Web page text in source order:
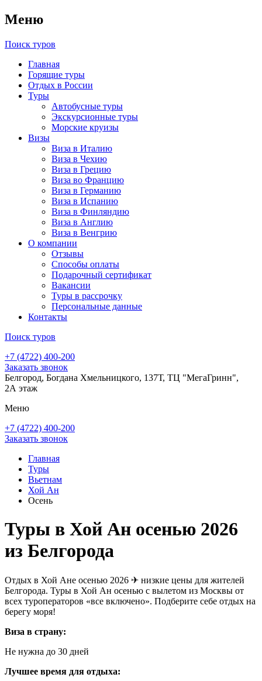
Меню
Поиск туров
Главная
Горящие туры
Отдых в России
Туры
Автобусные туры
Экскурсионные туры
Морские круизы
Визы
Виза в Италию
Виза в Чехию
Виза в Грецию
Виза во Францию
Виза в Германию
Виза в Испанию
Виза в Финляндию
Виза в Англию
Виза в Венгрию
О компании
Отзывы
Способы оплаты
Подарочный сертификат
Вакансии
Туры в рассрочку
Персональные данные
Контакты
Поиск туров
+7 (4722) 400-200
Заказать звонок
Белгород, Богдана Хмельницкого, 137Т, ТЦ "МегаГринн",
2А этаж
Меню
+7 (4722) 400-200
Заказать звонок
Главная
Туры
Вьетнам
Хой Ан
Осень
Туры в Хой Ан осенью 2026
из Белгорода
Отдых в Хой Ане осенью 2026 ✈ низкие цены для жителей
Белгорода. Туры в Хой Ан осенью с вылетом из Москвы от
всех туроператоров «все включено». Подберите себе отдых на
берегу моря!
Виза в страну:
Не нужна до 30 дней
Лучшее время для отдыха: